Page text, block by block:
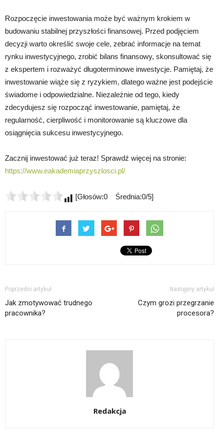
Rozpoczęcie inwestowania może być ważnym krokiem w
budowaniu stabilnej przyszłości finansowej. Przed podjęciem
decyzji warto określić swoje cele, zebrać informacje na temat
rynku inwestycyjnego, zrobić bilans finansowy, skonsultować się
z ekspertem i rozważyć długoterminowe inwestycje. Pamiętaj, że
inwestowanie wiąże się z ryzykiem, dlatego ważne jest podejście
świadome i odpowiedzialne. Niezależnie od tego, kiedy
zdecydujesz się rozpocząć inwestowanie, pamiętaj, że
regularność, cierpliwość i monitorowanie są kluczowe dla
osiągnięcia sukcesu inwestycyjnego.
Zacznij inwestować już teraz! Sprawdź więcej na stronie:
https://www.eakademiaprzyszlosci.pl/
[Głosów:0 Średnia:0/5]
Poprzedni artykuł
Jak zmotywować trudnego
pracownika?
Następny artykuł
Czym grozi przegrzanie
procesora?
Redakcja